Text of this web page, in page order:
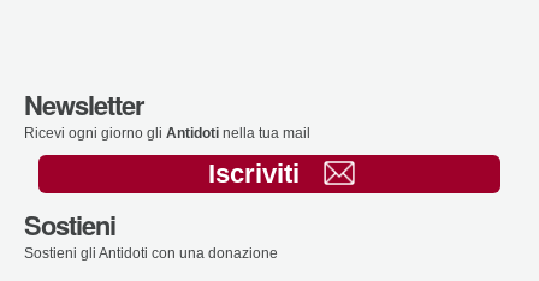
Newsletter
Ricevi ogni giorno gli Antidoti nella tua mail
Iscriviti
Sostieni
Sostieni gli Antidoti con una donazione